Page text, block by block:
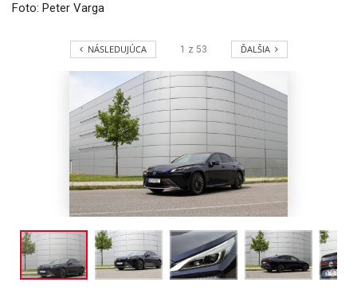
Foto: Peter Varga
NÁSLEDUJÚCA 1 z 53 ĎALŠIA